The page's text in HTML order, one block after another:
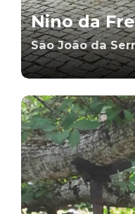
Nino da
São João da